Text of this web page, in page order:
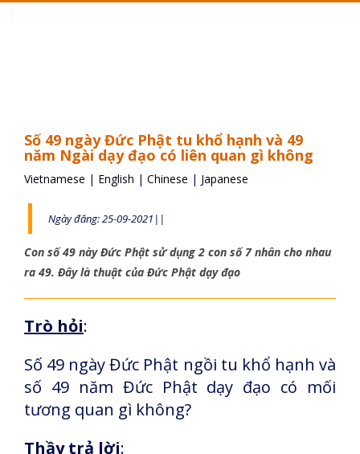
Số 49 ngày Đức Phật tu khổ hạnh và 49
năm Ngài dạy đạo có liên quan gì không
Vietnamese | English | Chinese | Japanese
Ngày đăng: 25-09-2021||
Con số 49 này Đức Phật sử dụng 2 con số 7 nhân cho nhau
ra 49. Đây là thuật của Đức Phật dạy đạo
Trò hỏi:
Số 49 ngày Đức Phật ngồi tu khổ hạnh và
số 49 năm Đức Phật dạy đạo có mối
tương quan gì không?
Thầy trả lời: